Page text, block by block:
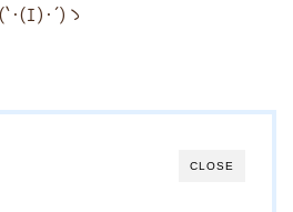
(ｴ)･´)ゝ
CLOSE